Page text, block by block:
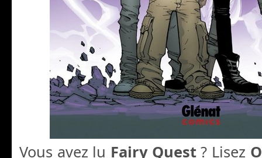
Vous avez lu Fairy Quest? Lisez